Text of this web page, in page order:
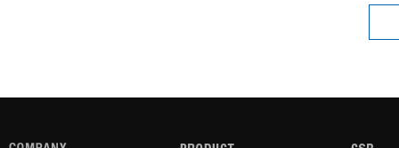
つ適切な安全管理措置を